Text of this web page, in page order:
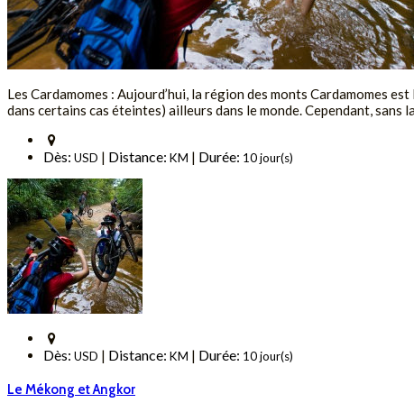
Les Cardamomes : Aujourd’hui, la région des monts Cardamomes
dans certains cas éteintes) ailleurs dans le monde. Cependant,
Dès: USD | Distance: KM | Durée: 10 jour(s)
Dès: USD | Distance: KM | Durée: 10 jour(s)
Le Mékong et Angkor